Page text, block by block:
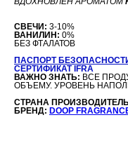
СВЕЧИ: 3-10%
ВАНИЛИН: 0%
БЕЗ ФТАЛАТОВ
ПАСПОРТ
СЕРТИФИКАТ IFRA
ВАЖНО ЗНАТЬ: ВСЕ
ОБЪЕМУ. УРОВЕНЬ
СТРАНА
БРЕНД: DOOP